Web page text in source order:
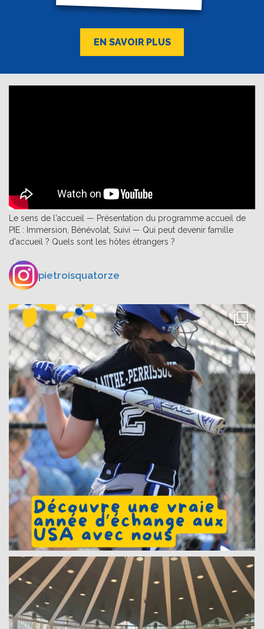
EN SAVOIR PLUS
Le sens de l'accueil — Présentation du programme accueil de
PIE : Immersion, Bénévolat, Suivi — Qui peut devenir famille
d'accueil ? Quels sont les hôtes étrangers ?
pietroisquatorze